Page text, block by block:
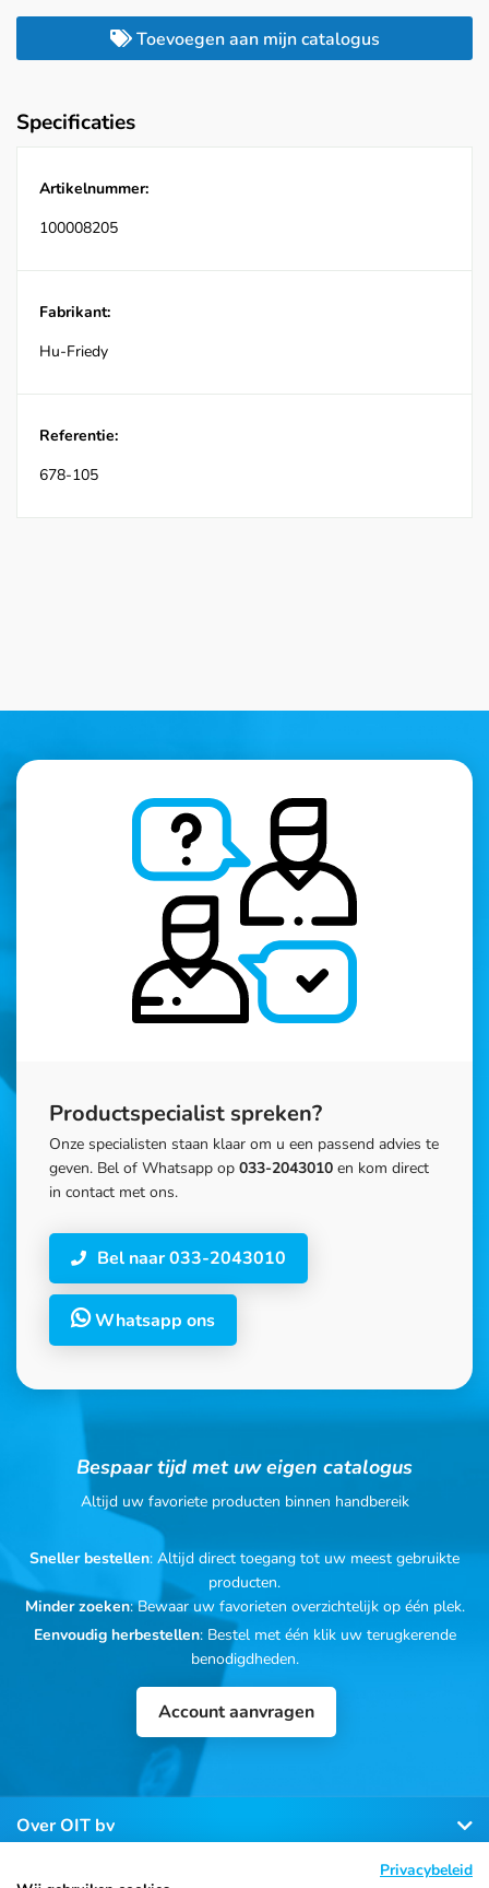
Toevoegen aan mijn catalogus
Specificaties
Artikelnummer:
100008205
Fabrikant:
Hu-Friedy
Referentie:
678-105
Productspecialist spreken?
Onze specialisten staan klaar om u een passend advies te
geven. Bel of Whatsapp op 033-2043010 en kom direct
in contact met ons.
Bel naar 033-2043010
Whatsapp ons
Bespaar tijd met uw eigen catalogus
Altijd uw favoriete producten binnen handbereik
Sneller bestellen: Altijd direct toegang tot uw meest gebruikte
producten.
Minder zoeken: Bewaar uw favorieten overzichtelijk op één plek.
Eenvoudig herbestellen: Bestel met één klik uw terugkerende
benodigdheden.
Account aanvragen
Over OIT bv
Privacybeleid